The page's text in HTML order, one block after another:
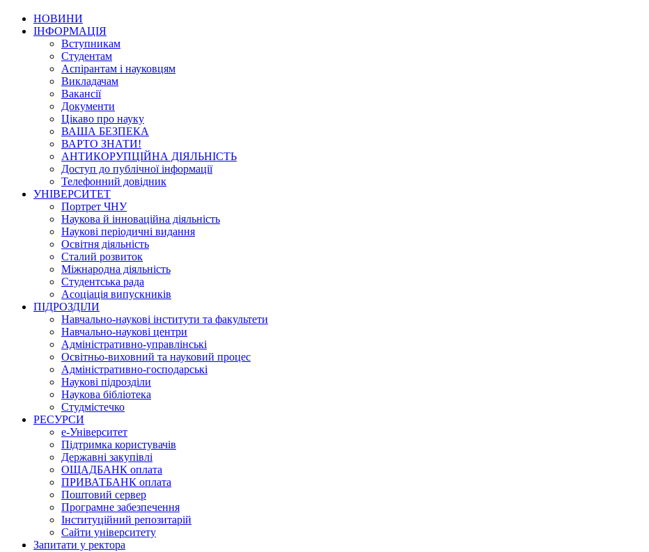
НОВИНИ
ІНФОРМАЦІЯ
Вступникам
Студентам
Аспірантам і науковцям
Викладачам
Вакансії
Документи
Цікаво про науку
ВАША БЕЗПЕКА
ВАРТО ЗНАТИ!
АНТИКОРУПЦІЙНА ДІЯЛЬНІСТЬ
Доступ до публічної інформації
Телефонний довідник
УНІВЕРСИТЕТ
Портрет ЧНУ
Наукова й інноваційна діяльність
Наукові періодичні видання
Освітня діяльність
Сталий розвиток
Міжнародна діяльність
Студентська рада
Асоціація випускників
ПІДРОЗДІЛИ
Навчально-наукові інститути та факультети
Навчально-наукові центри
Адміністративно-управлінські
Освітньо-виховний та науковий процес
Адміністративно-господарські
Наукові підрозділи
Наукова бібліотека
Студмістечко
РЕСУРСИ
е-Університет
Підтримка користувачів
Державні закупівлі
ОЩАДБАНК оплата
ПРИВАТБАНК оплата
Поштовий сервер
Програмне забезпечення
Інституційний репозитарій
Сайти університету
Запитати у ректора